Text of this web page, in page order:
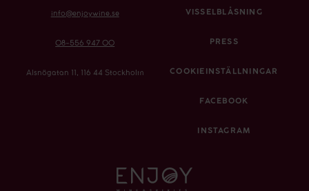
info@enjoywine.se
08-556 947 00
Alsnögatan 11, 116 44 Stockholm
VISSELBLÅSNING
PRESS
COOKIEINSTÄLLNINGAR
FACEBOOK
INSTAGRAM